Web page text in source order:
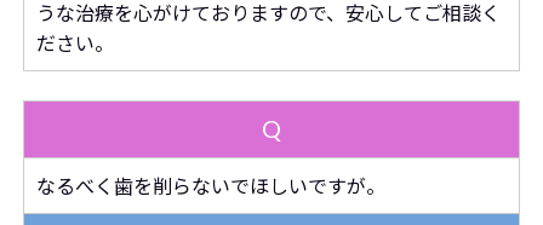
うな治療を心がけておりますので、安心してご相談く
ださい。
Q
なるべく歯を削らないでほしいですが。